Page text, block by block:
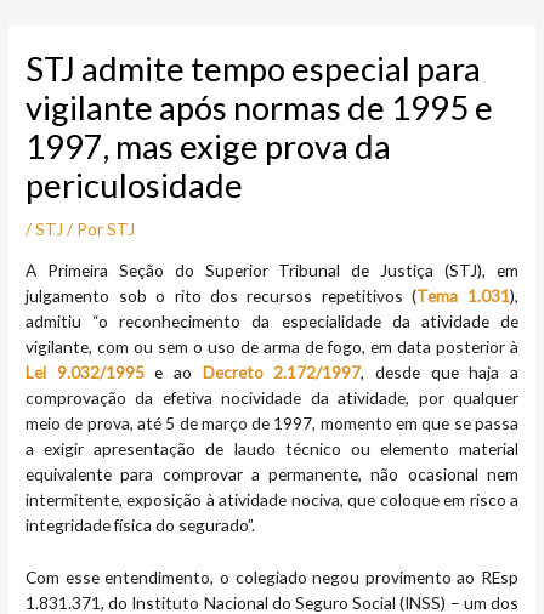
conteúdo
STJ admite tempo especial para
vigilante após normas de 1995 e
1997, mas exige prova da
periculosidade
/STJ / PorSTJ
​​​A Primeira Seção do Superior Tribunal de Justiça (STJ), em
julgamento sob o rito dos recursos repetitivos (Tema 1.031),
admitiu “o reconhecimento da especialidade da atividade de
vigilante, com ou sem o uso de arma de fogo, em data posterior à
Lei 9.032/1995e ao Decreto 2.172/1997, desde que haja a
comprovação da efetiva nocividade da atividade, por qualquer
meio de prova, até 5 de março de 1997, momento em que se passa
a exigir apresentação de laudo técnico ou elemento material
equivalente para comprovar a permanente, não ocasional nem
intermitente, exposição à atividade nociva, que coloque em risco a
integridade física do segurado”.
Com esse entendimento, o colegiado negou provimento ao REsp
1.831.371, do Instituto Nacional do Seguro Social (INSS) – um dos